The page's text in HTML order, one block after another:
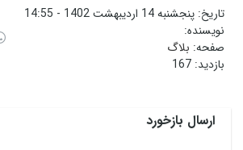
تاریخ: پنجشنبه 14 اردیبهشت 1402 - 14:55
نویسنده:
صفحه: بلاگ
بازدید: 167
ارسال بازخورد